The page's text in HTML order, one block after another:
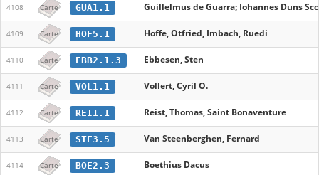
4108 Carte GUA1.1 Guillelmus de Guarra; Iohannes Duns
4109 Carte HOF5.1 Hoffe, Otfried, Imbach, Ruedi
4110 Carte EBB2.1.3 Ebbesen, Sten
4111 Carte VOL1.1 Vollert, Cyril O.
4112 Carte REI1.1 Reist, Thomas, Saint Bonaventure
4113 Carte STE3.5 Van Steenberghen, Fernard
4114 Carte BOE2.3 Boethius Dacus